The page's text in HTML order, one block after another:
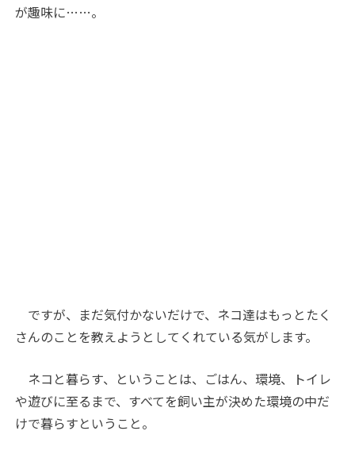
が趣味に……。
ですが、まだ気付かないだけで、ネコ達はもっとたく
さんのことを教えようとしてくれている気がします。
ネコと暮らす、ということは、ごはん、環境、トイレ
や遊びに至るまで、すべてを飼い主が決めた環境の中だ
けで暮らすということ。